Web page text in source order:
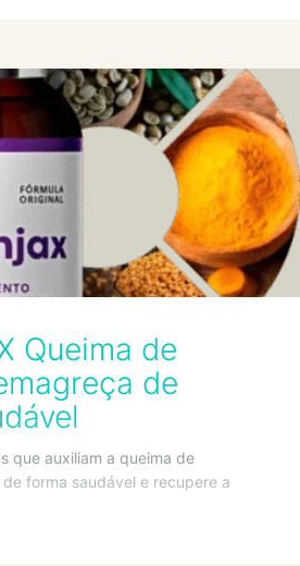
Queima de
de
que auxiliam a queima de
forma saudável e recupere a